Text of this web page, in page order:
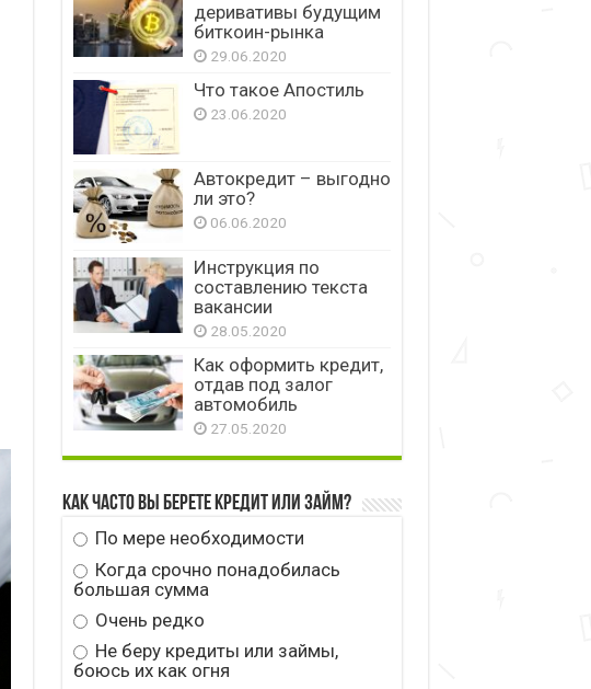
деривативы будущим
биткоин-рынка
29.06.2020
Что такое Апостиль
23.06.2020
Автокредит – выгодно
ли это?
06.06.2020
Инструкция по
составлению текста
вакансии
28.05.2020
Как оформить кредит,
отдав под залог
автомобиль
27.05.2020
Как часто вы берете кредит или займ?
По мере необходимости
Когда срочно понадобилась
большая сумма
Очень редко
Не беру кредиты или займы,
боюсь их как огня